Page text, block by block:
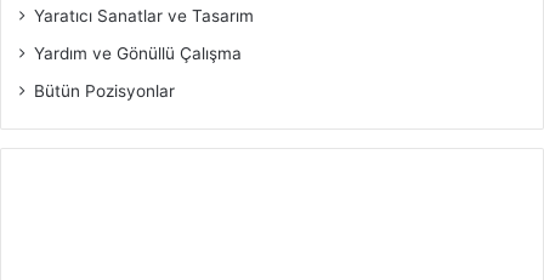
Yaratıcı Sanatlar ve Tasarım
Yardım ve Gönüllü Çalışma
Bütün Pozisyonlar